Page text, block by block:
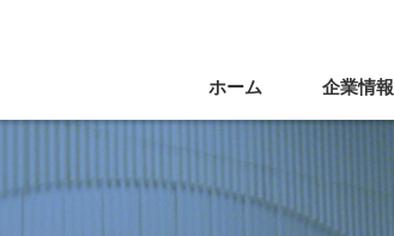
ホーム 企業情報